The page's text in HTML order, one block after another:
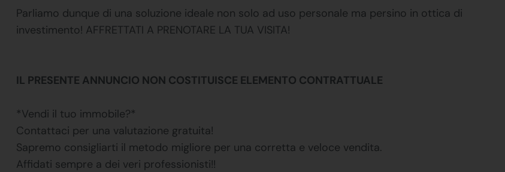
Parliamo dunque di una soluzione ideale non solo ad uso personale ma persino in ottica di
investimento! AFFRETTATI A PRENOTARE LA TUA VISITA!
IL PRESENTE ANNUNCIO NON COSTITUISCE ELEMENTO CONTRATTUALE
*Vendi il tuo immobile?*
Contattaci per una valutazione gratuita!
Sapremo consigliarti il metodo migliore per una corretta e veloce vendita.
Affidati sempre a dei veri professionisti!!